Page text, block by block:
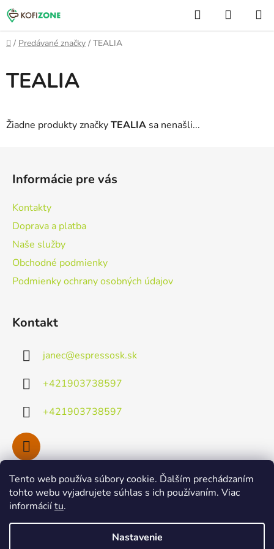
Tento web používa súbory cookie. Ďalším prechádzaním
tohto webu vyjadrujete súhlas s ich používaním. Viac
informáciítu.
Nastavenie
Prejsť
na
obsah
Hľadať
KOŠÍK
Domov
/ Predávané značky / TEALIA
TEALIA
Žiadne produkty značkyTEALIA sa nenašli...
Informácie pre vás
Kontakty
Doprava a platba
Naše služby
Obchodné podmienky
Podmienky ochrany osobných údajov
Kontakt
janec@espressosk.sk
+421903738597
+421903738597
Facebook